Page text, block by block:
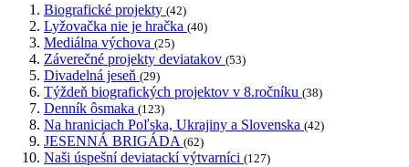
Biografické projekty (42)
Lyžovačka nie je hračka (40)
Mediálna výchova (25)
Záverečné projekty deviatakov (53)
Divadelná jeseň (29)
Týždeň biografických projektov v 8.ročníku (38)
Denník ôsmaka (123)
Na hraniciach Poľska, Ukrajiny a Slovenska (42)
JESENNÁ BRIGÁDA (62)
Naši úspešní deviatackí výtvarníci (127)